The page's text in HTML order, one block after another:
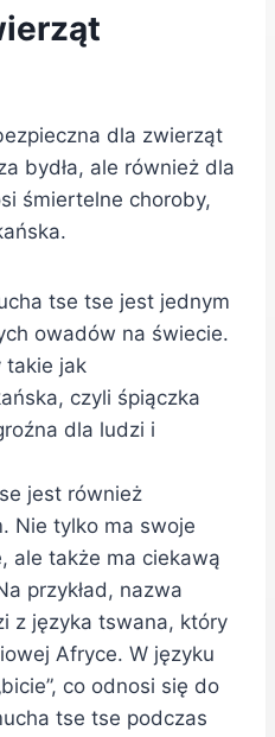
dla zwierząt
bydła, ale również dla
śmiertelne choroby,
tse tse jest jednym
owadów na świecie.
takie jak
czyli śpiączka
dla ludzi i
jest również
Nie tylko ma swoje
ale także ma ciekawą
przykład, nazwa
z języka tswana, który
Afryce. W języku
co odnosi się do
tse tse podczas